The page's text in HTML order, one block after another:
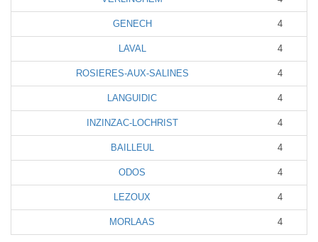
GENECH 4
LAVAL 4
ROSIERES-AUX-SALINES 4
LANGUIDIC 4
INZINZAC-LOCHRIST 4
BAILLEUL 4
ODOS 4
LEZOUX 4
MORLAAS 4